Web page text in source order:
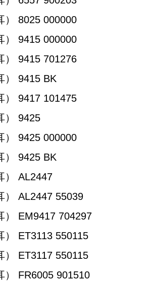
） 8025 000000
） 9415 000000
） 9415 701276
） 9415 BK
） 9417 101475
） 9425
） 9425 000000
） 9425 BK
） AL2447
） AL2447 55039
） EM9417 704297
） ET3113 550115
） ET3117 550115
） FR6005 901510